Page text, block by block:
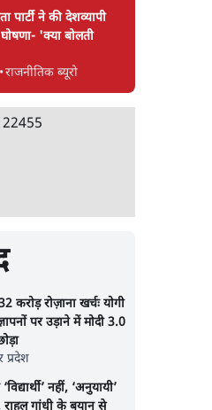
पार्टी ने की देशव्यापी
'क्या बोलती
•राजनीतिक ब्यूरो
करोड़ रोज़ाना खर्चः योगी
पर उड़ाने में मोदी 3.0
प्रदेश
नहीं, ‘अनुयायी’